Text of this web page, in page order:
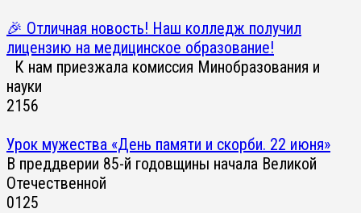
🎉 Отличная новость! Наш колледж получил
лицензию на медицинское образование!
К нам приезжала комиссия Минобразования и
науки
2156
Урок мужества «День памяти и скорби. 22 июня»
В преддверии 85-й годовщины начала Великой
Отечественной
0125